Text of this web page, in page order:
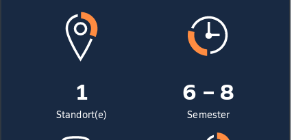
1
Standort(e)
6 – 8
Semester